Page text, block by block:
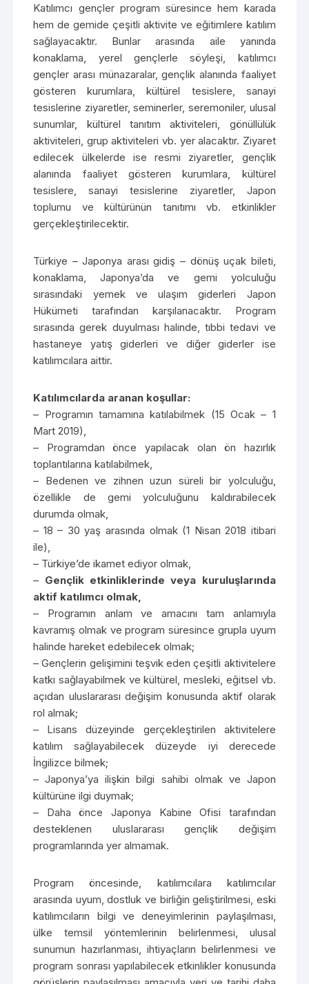
Katılımcı gençler program süresince hem karada
hem de gemide çeşitli aktivite ve eğitimlere katılım
sağlayacaktır. Bunlar arasında aile yanında
konaklama, yerel gençlerle söyleşi, katılımcı
gençler arası münazaralar, gençlik alanında faaliyet
gösteren kurumlara, kültürel tesislere, sanayi
tesislerine ziyaretler, seminerler, seremoniler, ulusal
sunumlar, kültürel tanıtım aktiviteleri, gönüllülük
aktiviteleri, grup aktiviteleri vb. yer alacaktır. Ziyaret
edilecek ülkelerde ise resmi ziyaretler, gençlik
alanında faaliyet gösteren kurumlara, kültürel
tesislere, sanayi tesislerine ziyaretler, Japon
toplumu ve kültürünün tanıtımı vb. etkinlikler
gerçekleştirilecektir.
Türkiye – Japonya arası gidiş – dönüş uçak bileti,
konaklama, Japonya’da ve gemi yolculuğu
sırasındaki yemek ve ulaşım giderleri Japon
Hükümeti tarafından karşılanacaktır. Program
sırasında gerek duyulması halinde, tıbbi tedavi ve
hastaneye yatış giderleri ve diğer giderler ise
katılımcılara aittir.
Katılımcılarda aranan koşullar:
– Programın tamamına katılabilmek (15 Ocak – 1
Mart 2019),
– Programdan önce yapılacak olan ön hazırlık
toplantılarına katılabilmek,
– Bedenen ve zihnen uzun süreli bir yolculuğu,
özellikle de gemi yolculuğunu kaldırabilecek
durumda olmak,
– 18 – 30 yaş arasında olmak (1 Nisan 2018 itibari
ile),
– Türkiye’de ikamet ediyor olmak,
– Gençlik etkinliklerinde veya kuruluşlarında
aktif katılımcı olmak,
– Programın anlam ve amacını tam anlamıyla
kavramış olmak ve program süresince grupla uyum
halinde hareket edebilecek olmak;
– Gençlerin gelişimini teşvik eden çeşitli aktivitelere
katkı sağlayabilmek ve kültürel, mesleki, eğitsel vb.
açıdan uluslararası değişim konusunda aktif olarak
rol almak;
– Lisans düzeyinde gerçekleştirilen aktivitelere
katılım sağlayabilecek düzeyde iyi derecede
İngilizce bilmek;
– Japonya’ya ilişkin bilgi sahibi olmak ve Japon
kültürüne ilgi duymak;
– Daha önce Japonya Kabine Ofisi tarafından
desteklenen uluslararası gençlik değişim
programlarında yer almamak.
Program öncesinde, katılımcılara katılımcılar
arasında uyum, dostluk ve birliğin geliştirilmesi, eski
katılımcıların bilgi ve deneyimlerinin paylaşılması,
ülke temsil yöntemlerinin belirlenmesi, ulusal
sunumun hazırlanması, ihtiyaçların belirlenmesi ve
program sonrası yapılabilecek etkinlikler konusunda